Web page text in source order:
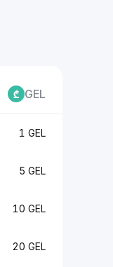
GEL
1 GEL
5 GEL
10 GEL
20 GEL